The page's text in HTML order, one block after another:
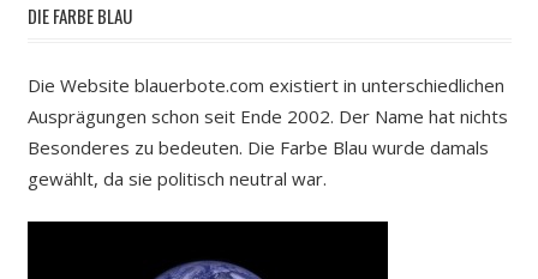
DIE FARBE BLAU
Die Website blauerbote.com existiert in unterschiedlichen
Ausprägungen schon seit Ende 2002. Der Name hat nichts
Besonderes zu bedeuten. Die Farbe Blau wurde damals
gewählt, da sie politisch neutral war.